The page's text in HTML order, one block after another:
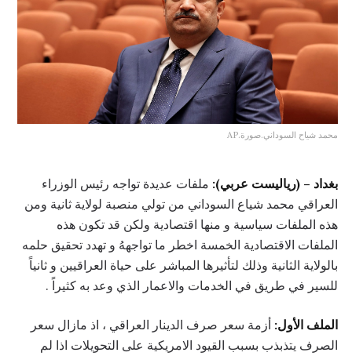
محمد شياح السوداني.صورة.AP
بغداد – (رياليست عربي): ملفات عديدة تواجه رئيس الوزراء
العراقي محمد شياع السوداني من تولي منصبة لولاية ثانية ومن
هذه الملفات سياسية و منها اقتصادية ولكن قد تكون هذه
الملفات الاقتصادية الخمسة اخطر ما تواجههُ و تهدد تحقيق حلمه
بالولاية الثانية وذلك لتأثيرها المباشر على حياة العراقيين و ثانياً
للسير في طريق في الخدمات والاعمار الذي وعد به كثيراً .
الملف الأول: أزمة سعر صرف الدينار العراقي ، اذ مازال سعر
الصرف يتذبذب بسبب القيود الامريكية على التحويلات اذا لم